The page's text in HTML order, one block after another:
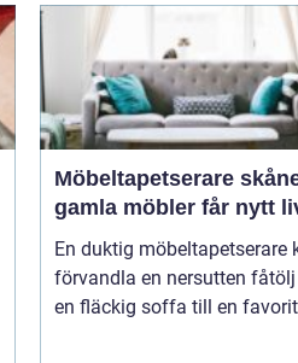
Möbeltapetserare skåne
gamla möbler får nytt
En duktig möbeltapetserare
förvandla en nersutten fåtölj
en fläckig soffa till en